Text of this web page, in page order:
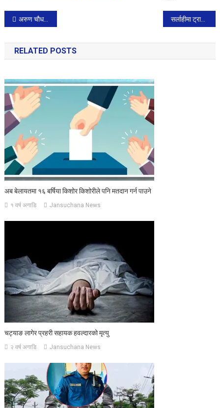
Post
navigation
अरुण चौधरी पक्राउबारे कांग्रेसभित्र छलफल, हाम्रो परिवारमाथि प्रतिशोध साँधियो : विनोद चौधरी सर्लाहीमा ट्राफिक प्रहरीमाथि छुरा प्रहार
RELATED POSTS
अब बेलायतमा १६ बर्षिया किशोर किशोरीले पनि मतदान गर्न पाउने
१ वर्ष अगाडि Jansuchana News
चट्याङ लागेर प्रहरी सहायक हवल्दारको मृत्यु
२ वर्ष अगाडि Jansuchana News